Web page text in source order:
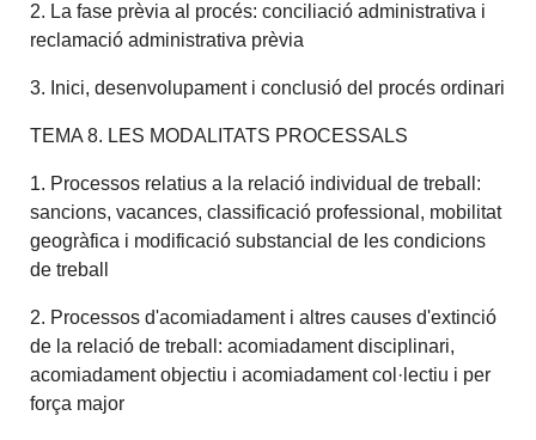
2. La fase prèvia al procés: conciliació administrativa i
reclamació administrativa prèvia
3. Inici, desenvolupament i conclusió del procés ordinari
TEMA 8. LES MODALITATS PROCESSALS
1. Processos relatius a la relació individual de treball:
sancions, vacances, classificació professional, mobilitat
geogràfica i modificació substancial de les condicions
de treball
2. Processos d'acomiadament i altres causes d'extinció
de la relació de treball: acomiadament disciplinari,
acomiadament objectiu i acomiadament col·lectiu i per
força major